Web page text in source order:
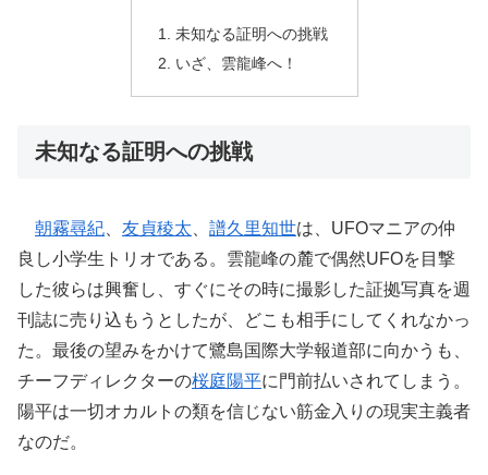
未知なる証明への挑戦
いざ、雲龍峰へ！
未知なる証明への挑戦
朝霧尋紀 友貞稜太 譜久里知世は、UFOマニアの仲
良し小学生トリオである。雲龍峰の麓で偶然UFOを目撃
した彼らは興奮し、すぐにその時に撮影した証拠写真を週
刊誌に売り込もうとしたが、どこも相手にしてくれなかっ
た。最後の望みをかけて鷺島国際大学報道部に向かうも、
チーフディレクターの桜庭陽平に門前払いされてしまう。
陽平は一切オカルトの類を信じない筋金入りの現実主義者
なのだ。